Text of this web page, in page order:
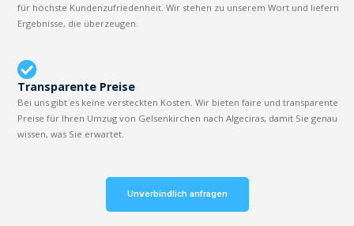
für höchste Kundenzufriedenheit. Wir stehen zu unserem Wort und liefern
Ergebnisse, die überzeugen.
Transparente Preise
Bei uns gibt es keine versteckten Kosten. Wir bieten faire und transparente
Preise für Ihren Umzug von Gelsenkirchen nach Algeciras, damit Sie genau
wissen, was Sie erwartet.
Unverbindlich anfragen